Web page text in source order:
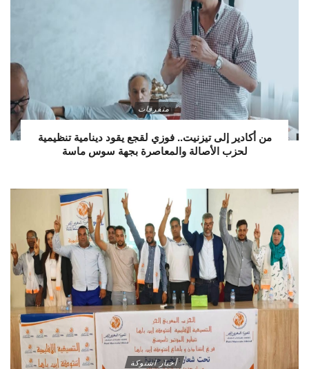
متفرقات
من أكادير إلى تيزنيت.. فوزي لقجع يقود دينامية تنظيمية
لحزب الأصالة والمعاصرة بجهة سوس ماسة
أخبار اشتوكة